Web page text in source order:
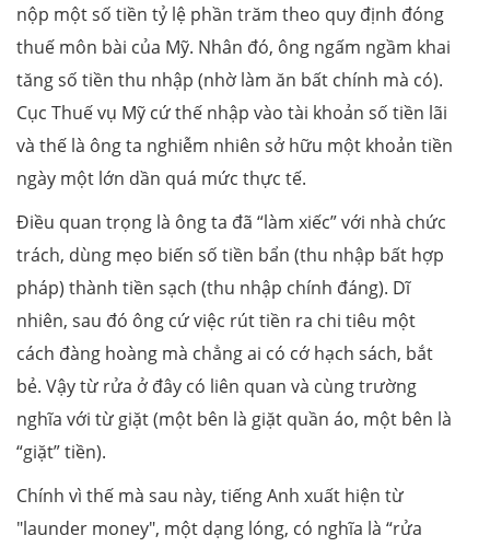
nộp một số tiền tỷ lệ phần trăm theo quy định đóng
thuế môn bài của Mỹ. Nhân đó, ông ngấm ngầm khai
tăng số tiền thu nhập (nhờ làm ăn bất chính mà có).
Cục Thuế vụ Mỹ cứ thế nhập vào tài khoản số tiền lãi
và thế là ông ta nghiễm nhiên sở hữu một khoản tiền
ngày một lớn dần quá mức thực tế.
Điều quan trọng là ông ta đã “làm xiếc” với nhà chức
trách, dùng mẹo biến số tiền bẩn (thu nhập bất hợp
pháp) thành tiền sạch (thu nhập chính đáng). Dĩ
nhiên, sau đó ông cứ việc rút tiền ra chi tiêu một
cách đàng hoàng mà chẳng ai có cớ hạch sách, bắt
bẻ. Vậy từ rửa ở đây có liên quan và cùng trường
nghĩa với từ giặt (một bên là giặt quần áo, một bên là
“giặt” tiền).
Chính vì thế mà sau này, tiếng Anh xuất hiện từ
"launder money", một dạng lóng, có nghĩa là “rửa